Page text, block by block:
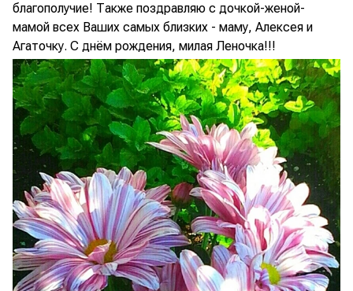
благополучие! Также поздравляю с дочкой-женой-
мамой всех Ваших самых близких - маму, Алексея и
Агаточку. С днём рождения, милая Леночка!!!